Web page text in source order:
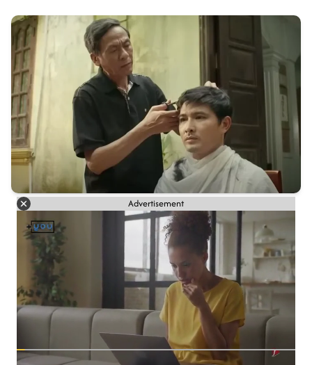
Advertisement